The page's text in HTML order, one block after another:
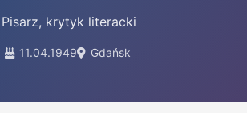
Pisarz, krytyk literacki
11.04.1949 Gdańsk